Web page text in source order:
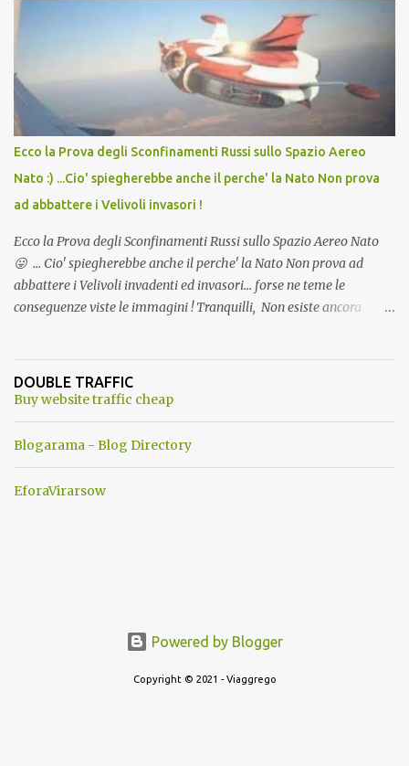
Vaccino come: l' Amaro del Capo, era "spettacolare Ghiacciato, ma
andava bene anche, a Temperatura Ambiente"! Riproponiamo
l'articolo per NON Dimenticare!
Ecco la Prova degli Sconfinamenti Russi sullo Spazio Aereo
Nato :) ...Cio' spiegherebbe anche il perche' la Nato Non prova
ad abbattere i Velivoli invasori !
Ecco la Prova degli Sconfinamenti Russi sullo Spazio Aereo Nato
😛 ... Cio' spiegherebbe anche il perche' la Nato Non prova ad
abbattere i Velivoli invadenti ed invasori... forse ne teme le
conseguenze viste le immagini ! Tranquilli, Non esiste ancora
ancora una fantasia Nato o forse una "False Flag", per provocare
una guerra mondiale che difficilmente da menti sane, potrebbe
DOUBLE TRAFFIC
Buy website traffic cheap
Blogarama - Blog Directory
EforaVirarsow
Powered by Blogger
Copyright © 2021 - Viaggrego